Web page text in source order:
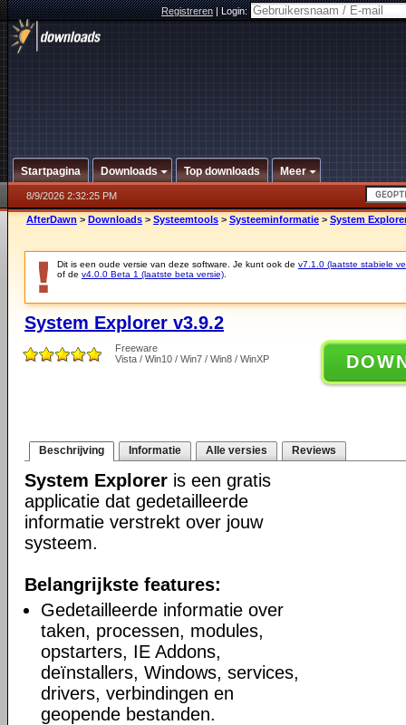
Registreren|Login:
Startpagina Downloads Top downloads Meer
8/9/2026 2:32:25 PM
AfterDawn > Downloads > Systeemtools > Systeeminformatie > System
Dit is een oude versie van deze software. Je kunt ook de v7.1.0 (laatste stabiele
of de v4.0.0 Beta 1 (laatste beta versie)
System Explorer v3.9.2
Freeware
Vista / Win10 / Win7 / Win8 / WinXP
Beschrijving Informatie Alle versies Reviews
System Explorer is een gratis
applicatie dat gedetailleerde
informatie verstrekt over jouw
systeem.
Belangrijkste features:
Gedetailleerde informatie over
taken, processen, modules,
opstarters, IE Addons,
deïnstallers, Windows, services,
drivers, verbindingen en
geopende bestanden.